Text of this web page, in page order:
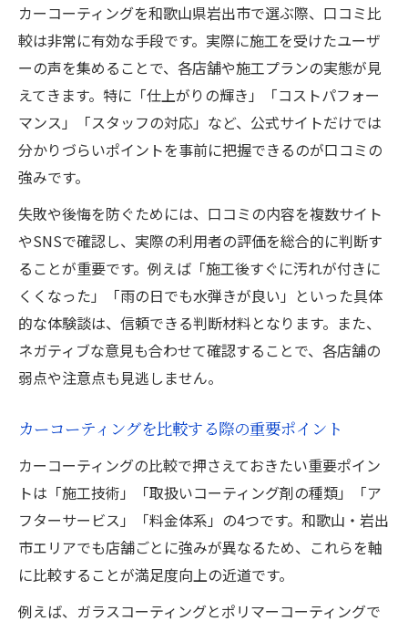
カーコーティングを和歌山県岩出市で選ぶ際、口コミ比
較は非常に有効な手段です。実際に施工を受けたユーザ
ーの声を集めることで、各店舗や施工プランの実態が見
えてきます。特に「仕上がりの輝き」「コストパフォー
マンス」「スタッフの対応」など、公式サイトだけでは
分かりづらいポイントを事前に把握できるのが口コミの
強みです。
失敗や後悔を防ぐためには、口コミの内容を複数サイト
やSNSで確認し、実際の利用者の評価を総合的に判断す
ることが重要です。例えば「施工後すぐに汚れが付きに
くくなった」「雨の日でも水弾きが良い」といった具体
的な体験談は、信頼できる判断材料となります。また、
ネガティブな意見も合わせて確認することで、各店舗の
弱点や注意点も見逃しません。
カーコーティングを比較する際の重要ポイント
カーコーティングの比較で押さえておきたい重要ポイン
トは「施工技術」「取扱いコーティング剤の種類」「ア
フターサービス」「料金体系」の4つです。和歌山・岩出
市エリアでも店舗ごとに強みが異なるため、これらを軸
に比較することが満足度向上の近道です。
例えば、ガラスコーティングとポリマーコーティングで